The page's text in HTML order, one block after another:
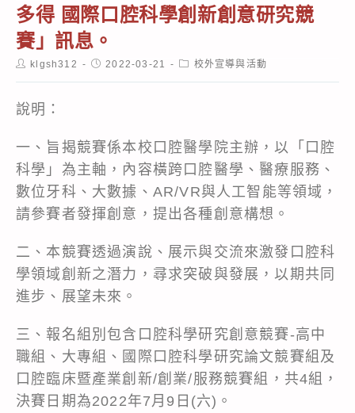
多得 國際口腔科學創新創意研究競
賽」訊息。
Postklgsh312
Post2022-03-21
Post校外宣導與活動
說明：
一、旨揭競賽係本校口腔醫學院主辦，以「口腔
科學」為主軸，內容橫跨口腔醫學、醫療服務、
數位牙科、大數據、AR/VR與人工智能等領域，
請參賽者發揮創意，提出各種創意構想。
二、本競賽透過演說、展示與交流來激發口腔科
學領域創新之潛力，尋求突破與發展，以期共同
進步、展望未來。
三、報名組別包含口腔科學研究創意競賽-高中
職組、大專組、國際口腔科學研究論文競賽組及
口腔臨床暨產業創新/創業/服務競賽組，共4組，
決賽日期為2022年7月9日(六)。